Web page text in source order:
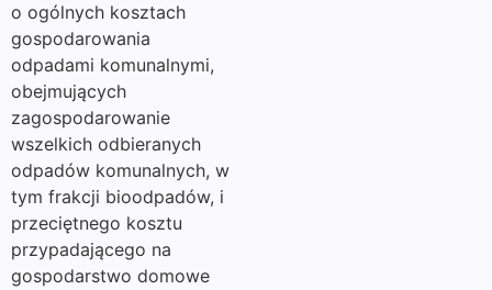
o ogólnych kosztach
gospodarowania
odpadami komunalnymi,
obejmujących
zagospodarowanie
wszelkich odbieranych
odpadów komunalnych, w
tym frakcji bioodpadów, i
przeciętnego kosztu
przypadającego na
gospodarstwo domowe